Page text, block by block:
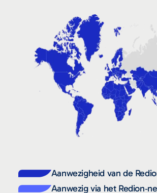
Aanwezigheid van de
Aanwezig via het